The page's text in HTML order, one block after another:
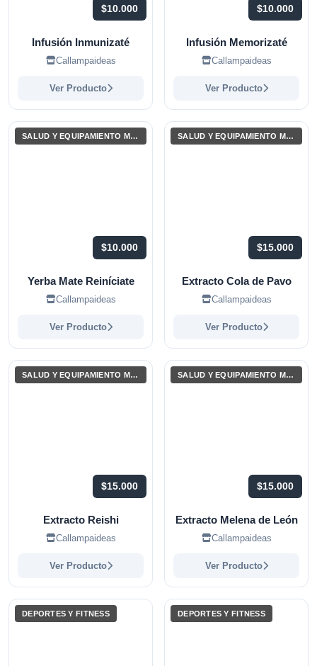
$10.000
Infusión Inmunizaté
Callampaideas
Ver Producto
$10.000
Infusión Memorizaté
Callampaideas
Ver Producto
SALUD Y EQUIPAMIENTO MÉDICO
$10.000
Yerba Mate Reiníciate
Callampaideas
Ver Producto
SALUD Y EQUIPAMIENTO MÉDICO
$15.000
Extracto Cola de Pavo
Callampaideas
Ver Producto
SALUD Y EQUIPAMIENTO MÉDICO
$15.000
Extracto Reishi
Callampaideas
Ver Producto
SALUD Y EQUIPAMIENTO MÉDICO
$15.000
Extracto Melena de León
Callampaideas
Ver Producto
DEPORTES Y FITNESS DEPORTES Y FITNESS